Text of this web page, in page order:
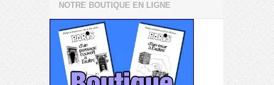
NOTRE BOUTIQUE EN LIGNE